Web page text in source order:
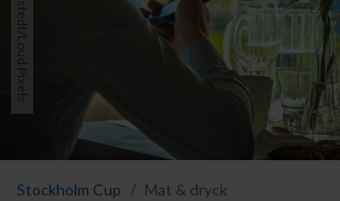
Stockholm Cup Mat & dryck